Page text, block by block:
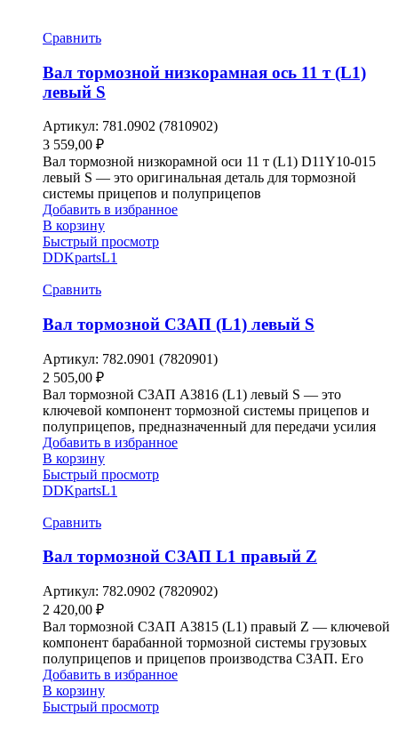
Сравнить
Вал тормозной низкорамная ось 11 т (L1)
левый S
Артикул: 781.0902 (7810902)
3 559,00 ₽
Вал тормозной низкорамной оси 11 т (L1) D11Y10-015
левый S — это оригинальная деталь для тормозной
системы прицепов и полуприцепов
Добавить в избранное
В корзину
Быстрый просмотр
DDKpartsL1
Сравнить
Вал тормозной СЗАП (L1) левый S
Артикул: 782.0901 (7820901)
2 505,00 ₽
Вал тормозной СЗАП A3816 (L1) левый S — это
ключевой компонент тормозной системы прицепов и
полуприцепов, предназначенный для передачи усилия
Добавить в избранное
В корзину
Быстрый просмотр
DDKpartsL1
Сравнить
Вал тормозной СЗАП L1 правый Z
Артикул: 782.0902 (7820902)
2 420,00 ₽
Вал тормозной СЗАП A3815 (L1) правый Z — ключевой
компонент барабанной тормозной системы грузовых
полуприцепов и прицепов производства СЗАП. Его
Добавить в избранное
В корзину
Быстрый просмотр